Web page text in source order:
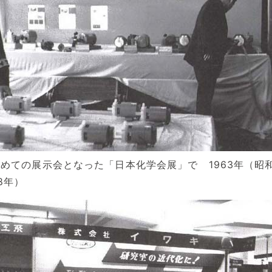
ての展示会となった「日本化学会展」で 1963年（昭
）